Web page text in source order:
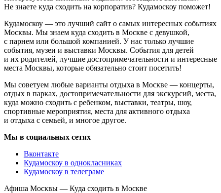
Не знаете куда сходить на корпоратив? Кудамоскоу поможет!
Кудамоскоу — это лучший сайт о самых интересных событиях
Москвы. Мы знаем куда сходить в Москве с девушкой,
с парнем или большой компанией. У нас только лучшие
события, музеи и выставки Москвы. События для детей
и их родителей, лучшие достопримечательности и интересные
места Москвы, которые обязательно стоит посетить!
Мы советуем любые варианты отдыха в Москве — концерты,
отдых в парках, достопримечательности для экскурсий, места,
куда можно сходить с ребенком, выставки, театры, шоу,
спортивные мероприятия, места для активного отдыха
и отдыха с семьей, и многое другое.
Мы в социальных сетях
Вконтакте
Кудамоскоу в однокласниках
Кудамоскоу в телеграме
Афиша Москвы — Куда сходить в Москве